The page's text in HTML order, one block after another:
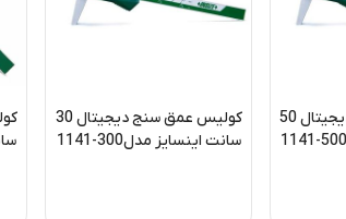
کولیس عمق سنج دیجیتال 50
کولیس عمق سنج دیجیتال 30
سانت اینسایز مدل300-1141